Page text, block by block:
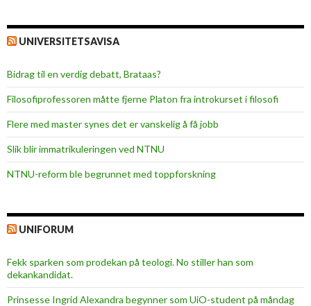
UNIVERSITETSAVISA
Bidrag til en verdig debatt, Brataas?
Filosofiprofessoren måtte fjerne Platon fra introkurset i filosofi
Flere med master synes det er vanskelig å få jobb
Slik blir immatrikuleringen ved NTNU
NTNU-reform ble begrunnet med toppforskning
UNIFORUM
Fekk sparken som prodekan på teologi. No stiller han som
dekankandidat.
Prinsesse Ingrid Alexandra begynner som UiO-student på måndag